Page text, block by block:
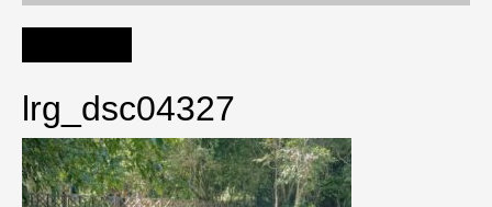
lrg_dsc04327